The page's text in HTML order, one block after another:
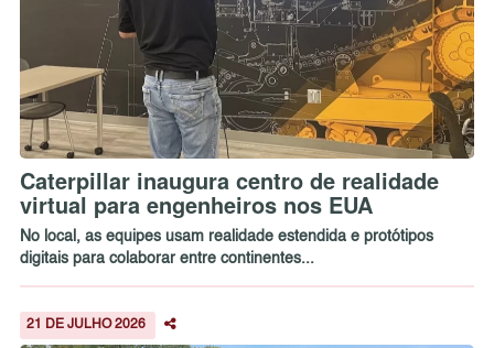
Caterpillar inaugura centro de realidade
virtual para engenheiros nos EUA
No local, as equipes usam realidade estendida e protótipos
digitais para colaborar entre continentes...
21 DE JULHO 2026